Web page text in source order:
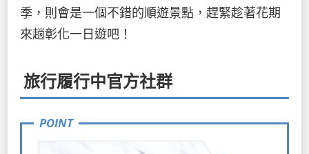
季，則會是一個不錯的順遊景點，趕緊趁著花期
來趟彰化一日遊吧！
旅行履行中官方社群